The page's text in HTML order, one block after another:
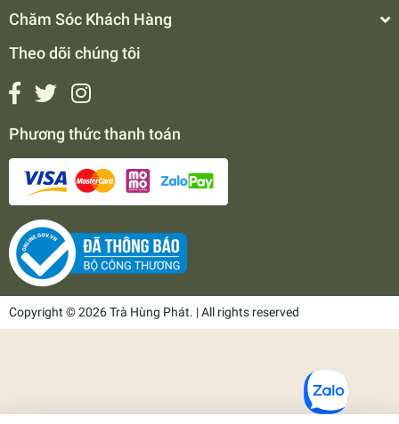
Chăm Sóc Khách Hàng
Theo dõi chúng tôi
Phương thức thanh toán
Copyright © 2026 Trà Hùng Phát. | All rights reserved